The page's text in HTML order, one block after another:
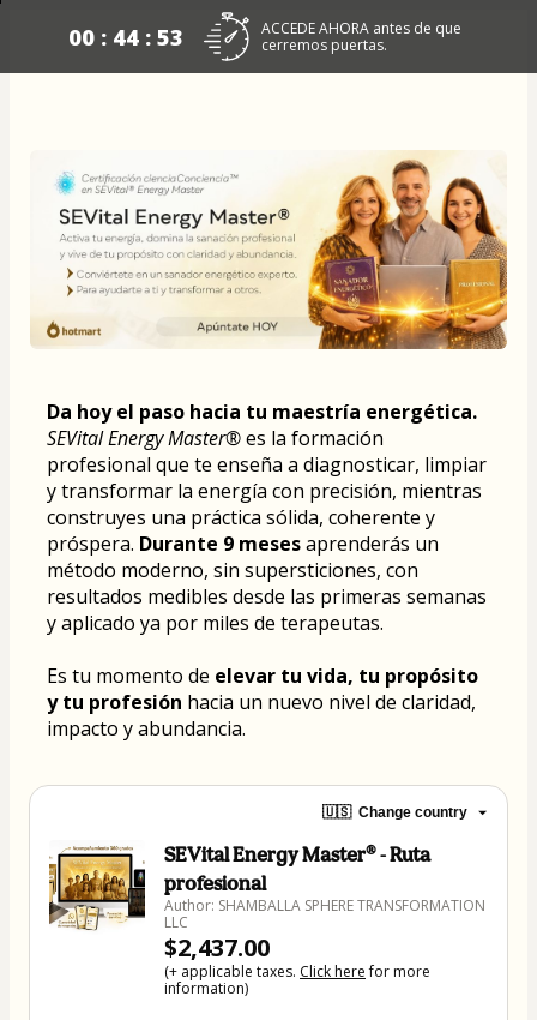
00 : 44 : 53
ACCEDE AHORA antes de que
cerremos puertas.
Da hoy el paso hacia tu maestría energética.
SEVital Energy Master® es la formación
profesional que te enseña a diagnosticar, limpiar
y transformar la energía con precisión, mientras
construyes una práctica sólida, coherente y
próspera. Durante 9 meses aprenderás un
método moderno, sin supersticiones, con
resultados medibles desde las primeras semanas
y aplicado ya por miles de terapeutas.
Es tu momento de elevar tu vida, tu propósito
y tu profesión hacia un nuevo nivel de claridad,
impacto y abundancia.
🇺🇸 Change country
SEVital Energy Master® - Ruta
profesional
Author: SHAMBALLA SPHERE TRANSFORMATION
LLC
$2,437.00
(+ applicable taxes. Click herefor more
information)